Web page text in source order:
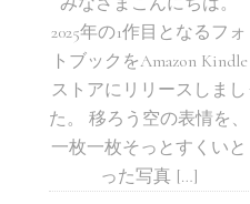
2025年の1作目となるフォ
トブックをAmazon Kindle
ストアにリリースしまし
た。 移ろう空の表情を、
一枚一枚そっとすくいと
った写真 […]